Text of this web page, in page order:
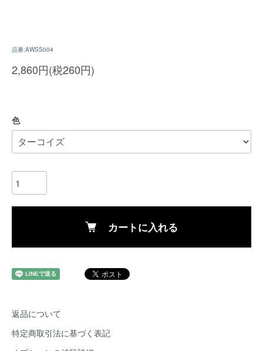
品番:AWSS004
2,860円(税260円)
色
カートに入れる
返品について
特定商取引法に基づく表記